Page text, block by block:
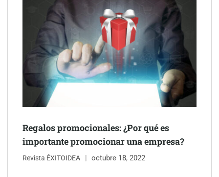
Schaeffler mejora su rentabilidad en el primer semestre de 2026
NOVA: innovación y diseño que transforman espacios de la
mano de Tormo Franquicias
Regalos promocionales: ¿Por qué es
importante promocionar una empresa?
Revista ÉXITOIDEA octubre 18, 2022